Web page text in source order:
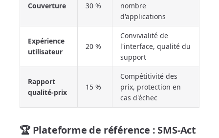
Couverture 30 %
nombre
d'applications
Expérience
utilisateur
20 %
Convivialité de
l'interface, qualité du
support
Rapport
qualité-prix
15 %
Compétitivité des
prix, protection en
cas d'échec
🏆 Plateforme de référence : SMS-Act